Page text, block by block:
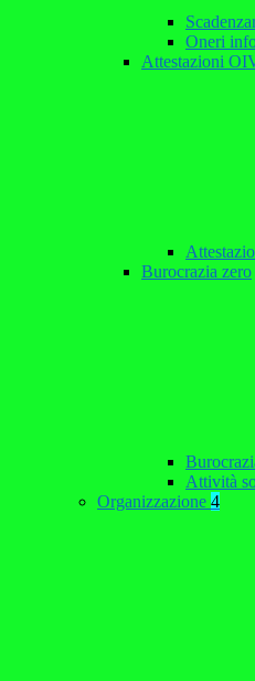
Oneri
Attestazioni
Burocrazia zero
Attività
Organizzazione 4